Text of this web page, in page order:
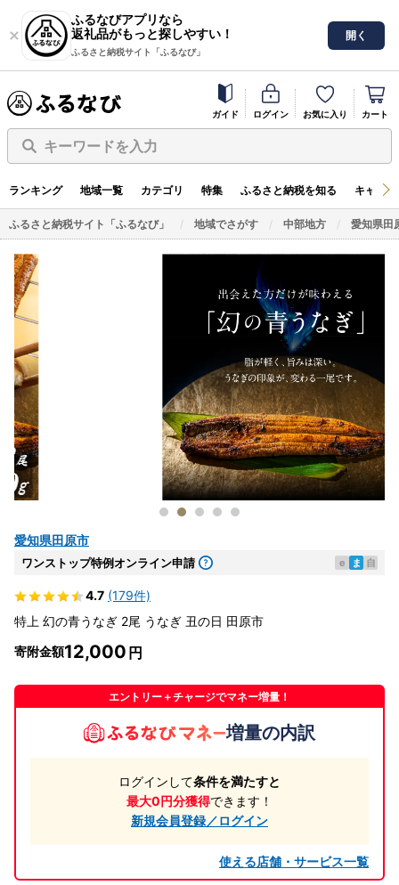
ふるなびアプリなら
返礼品がもっと探しやすい！
ふるさと納税サイト「ふるなび」
開く
ガイド ログイン お気に入り カート
キーワードを入力
ランキング 地域一覧 カテゴリ 特集 ふるさと納税を知る キャン
ふるさと納税サイト「ふるなび」 地域でさがす 中部地方 愛知県田
愛知県田原市
ワンストップ特例オンライン申請 e ま 自
4.7 (179件)
特上 幻の青うなぎ 2尾 うなぎ 丑の日 田原市
寄附金額12,000
エントリー＋チャージでマネー増量！
増量の内訳
ログインして条件を満たすと
最大0円分獲得できます！
新規会員登録／ログイン
使える店舗・サービス一覧